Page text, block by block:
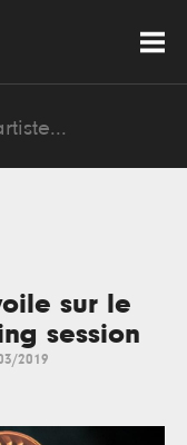
sur le
session
2019